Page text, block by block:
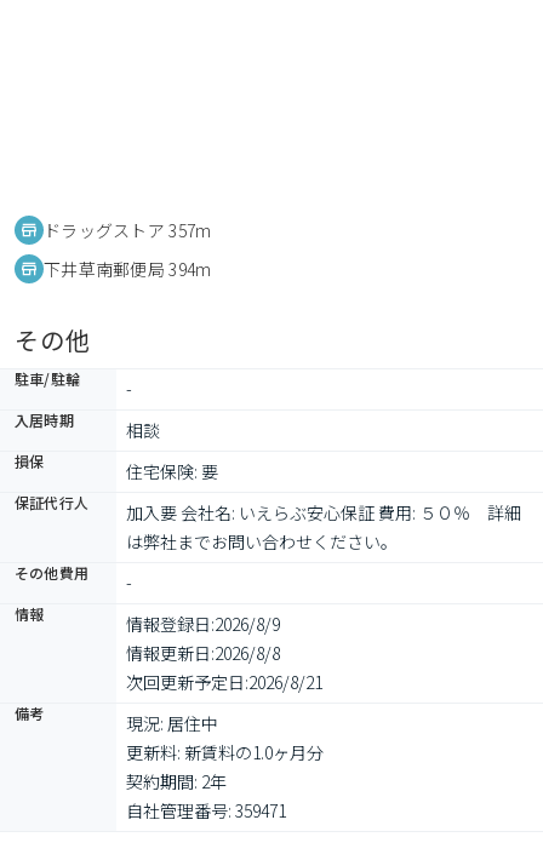
ドラッグストア 357m
下井草南郵便局 394m
その他
駐車/駐輪 -
入居時期 相談
損保 住宅保険: 要
保証代行人
加入要 会社名: いえらぶ安心保証 費用: ５０％　詳細
は弊社までお問い合わせください。
その他費用 -
情報 情報登録日:2026/8/9
情報更新日:2026/8/8
次回更新予定日:2026/8/21
備考
現況: 居住中
更新料: 新賃料の1.0ヶ月分
契約期間: 2年
自社管理番号: 359471